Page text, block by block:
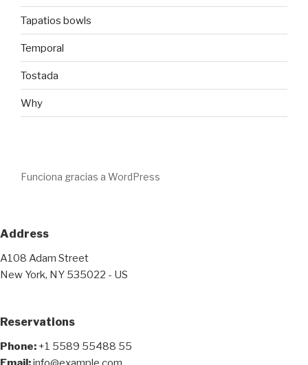
Tapatios bowls
Temporal
Tostada
Why
Funciona gracias a WordPress
Address
A108 Adam Street
New York, NY 535022 - US
Reservations
Phone: +1 5589 55488 55